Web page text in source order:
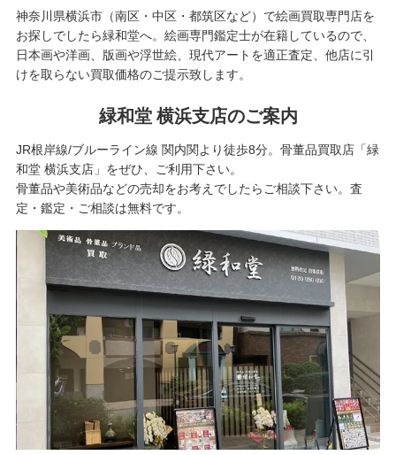
神奈川県横浜市（南区・中区・都筑区など）で絵画買取専門店を
お探しでしたら緑和堂へ。絵画専門鑑定士が在籍しているので、
日本画や洋画、版画や浮世絵、現代アートを適正査定、他店に引
けを取らない買取価格のご提示致します。
緑和堂 横浜支店のご案内
JR根岸線/ブルーライン線 関内関より徒歩8分。骨董品買取店「緑
和堂 横浜支店」をぜひ、ご利用下さい。
骨董品や美術品などの売却をお考えでしたらご相談下さい。査
定・鑑定・ご相談は無料です。